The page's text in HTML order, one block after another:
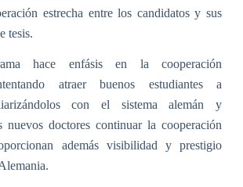
estrecha entre los candidatos y sus
tesis.
hace enfásis en la cooperación
atraer buenos estudiantes a
con el sistema alemán y
nuevos doctores continuar la cooperación
además visibilidad y prestigio